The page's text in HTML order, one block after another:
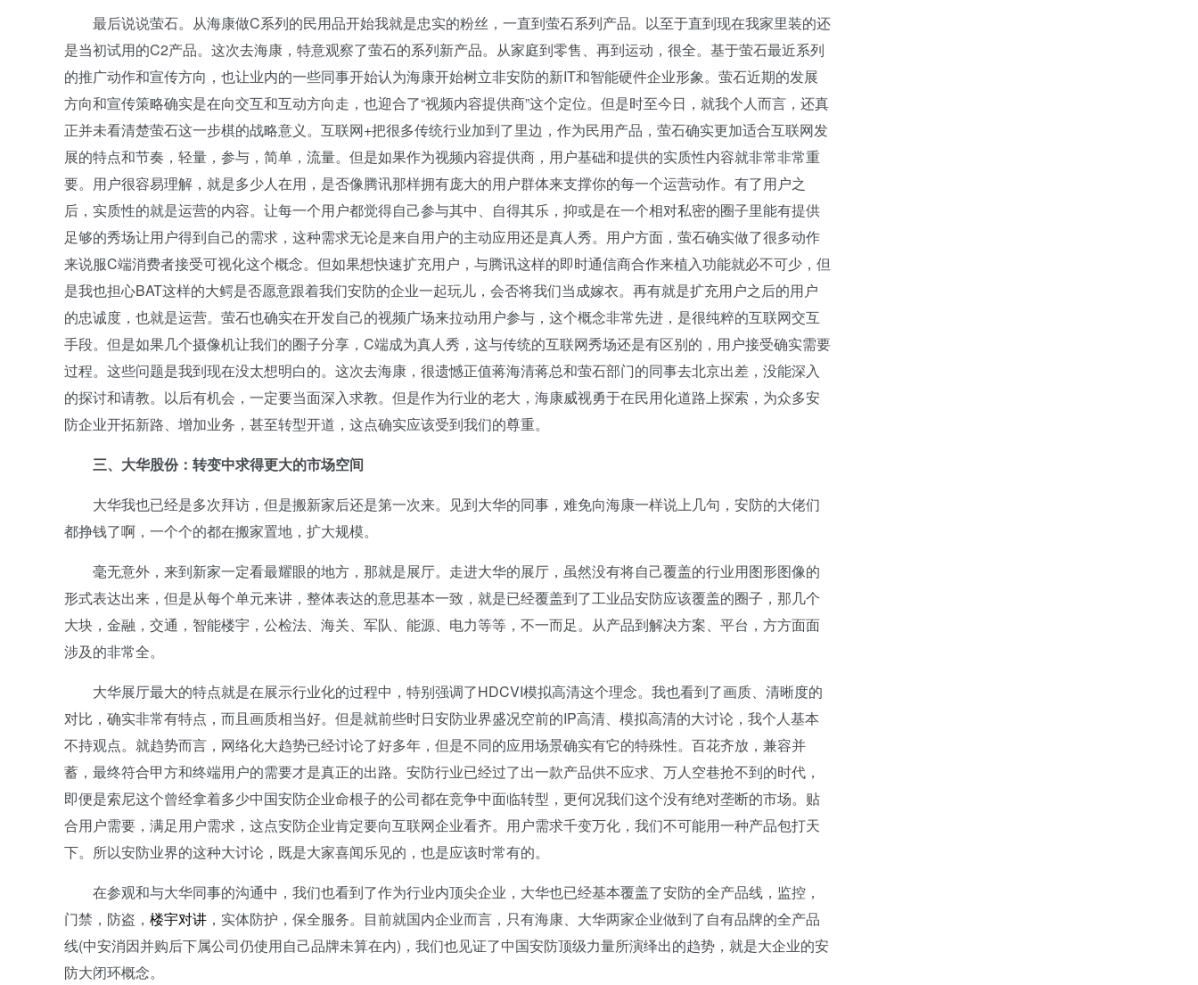
最后说说萤石。从海康做C系列的民用品开始我就是忠实的粉丝，一直到萤石系列产品。以至于直到现在我家里装的还
是当初试用的C2产品。这次去海康，特意观察了萤石的系列新产品。从家庭到零售、再到运动，很全。基于萤石最近系列
的推广动作和宣传方向，也让业内的一些同事开始认为海康开始树立非安防的新IT和智能硬件企业形象。萤石近期的发展
方向和宣传策略确实是在向交互和互动方向走，也迎合了“视频内容提供商”这个定位。但是时至今日，就我个人而言，还真
正并未看清楚萤石这一步棋的战略意义。互联网+把很多传统行业加到了里边，作为民用产品，萤石确实更加适合互联网发
展的特点和节奏，轻量，参与，简单，流量。但是如果作为视频内容提供商，用户基础和提供的实质性内容就非常非常重
要。用户很容易理解，就是多少人在用，是否像腾讯那样拥有庞大的用户群体来支撑你的每一个运营动作。有了用户之
后，实质性的就是运营的内容。让每一个用户都觉得自己参与其中、自得其乐，抑或是在一个相对私密的圈子里能有提供
足够的秀场让用户得到自己的需求，这种需求无论是来自用户的主动应用还是真人秀。用户方面，萤石确实做了很多动作
来说服C端消费者接受可视化这个概念。但如果想快速扩充用户，与腾讯这样的即时通信商合作来植入功能就必不可少，但
是我也担心BAT这样的大鳄是否愿意跟着我们安防的企业一起玩儿，会否将我们当成嫁衣。再有就是扩充用户之后的用户
的忠诚度，也就是运营。萤石也确实在开发自己的视频广场来拉动用户参与，这个概念非常先进，是很纯粹的互联网交互
手段。但是如果几个摄像机让我们的圈子分享，C端成为真人秀，这与传统的互联网秀场还是有区别的，用户接受确实需要
过程。这些问题是我到现在没太想明白的。这次去海康，很遗憾正值蒋海清蒋总和萤石部门的同事去北京出差，没能深入
的探讨和请教。以后有机会，一定要当面深入求教。但是作为行业的老大，海康威视勇于在民用化道路上探索，为众多安
防企业开拓新路、增加业务，甚至转型开道，这点确实应该受到我们的尊重。
三、大华股份：转变中求得更大的市场空间
大华我也已经是多次拜访，但是搬新家后还是第一次来。见到大华的同事，难免向海康一样说上几句，安防的大佬们
都挣钱了啊，一个个的都在搬家置地，扩大规模。
毫无意外，来到新家一定看最耀眼的地方，那就是展厅。走进大华的展厅，虽然没有将自己覆盖的行业用图形图像的
形式表达出来，但是从每个单元来讲，整体表达的意思基本一致，就是已经覆盖到了工业品安防应该覆盖的圈子，那几个
大块，金融，交通，智能楼宇，公检法、海关、军队、能源、电力等等，不一而足。从产品到解决方案、平台，方方面面
涉及的非常全。
大华展厅最大的特点就是在展示行业化的过程中，特别强调了HDCVI模拟高清这个理念。我也看到了画质、清晰度的
对比，确实非常有特点，而且画质相当好。但是就前些时日安防业界盛况空前的IP高清、模拟高清的大讨论，我个人基本
不持观点。就趋势而言，网络化大趋势已经讨论了好多年，但是不同的应用场景确实有它的特殊性。百花齐放，兼容并
蓄，最终符合甲方和终端用户的需要才是真正的出路。安防行业已经过了出一款产品供不应求、万人空巷抢不到的时代，
即便是索尼这个曾经拿着多少中国安防企业命根子的公司都在竞争中面临转型，更何况我们这个没有绝对垄断的市场。贴
合用户需要，满足用户需求，这点安防企业肯定要向互联网企业看齐。用户需求千变万化，我们不可能用一种产品包打天
下。所以安防业界的这种大讨论，既是大家喜闻乐见的，也是应该时常有的。
在参观和与大华同事的沟通中，我们也看到了作为行业内顶尖企业，大华也已经基本覆盖了安防的全产品线，监控，
门禁，防盗， 楼宇对讲 ，实体防护，保全服务。目前就国内企业而言，只有海康、大华两家企业做到了自有品牌的全产品
线(中安消因并购后下属公司仍使用自己品牌未算在内)，我们也见证了中国安防顶级力量所演绎出的趋势，就是大企业的安
防大闭环概念。